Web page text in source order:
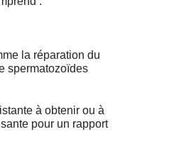
la réparation du
spermatozoïdes
à obtenir ou à
pour un rapport